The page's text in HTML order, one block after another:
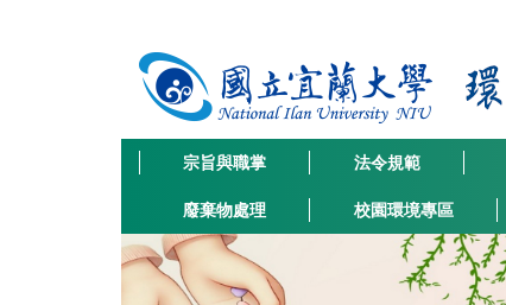
宗旨與職掌 法令規範
廢棄物處理 校園環境專區